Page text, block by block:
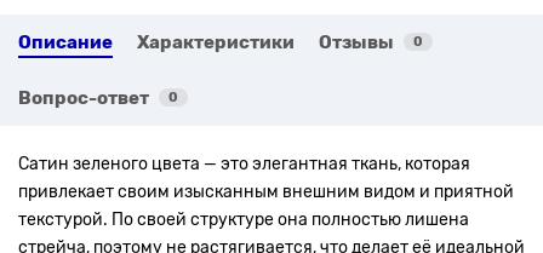
Описание Характеристики Отзывы 0
Вопрос-ответ 0
Сатин зеленого цвета — это элегантная ткань, которая
привлекает своим изысканным внешним видом и приятной
текстурой. По своей структуре она полностью лишена
стрейча, поэтому не растягивается, что делает её идеальной